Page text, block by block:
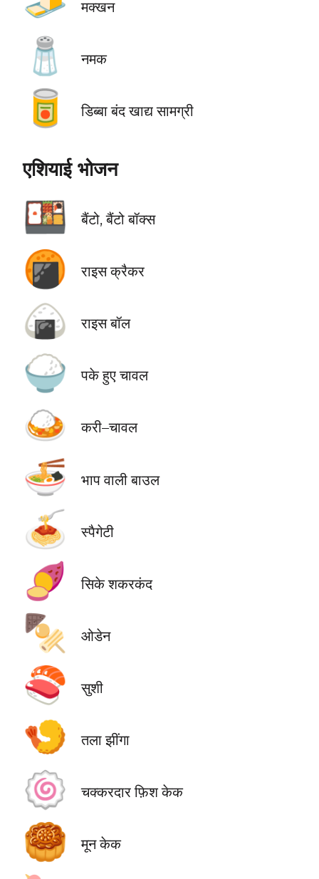
मक्खन
🧂 नमक
🥫 डिब्बा बंद खाद्य सामग्री
एशियाई भोजन
🍱 बैंटो, बैंटो बॉक्स
🍘 राइस क्रैकर
🍙 राइस बॉल
🍚 पके हुए चावल
🍛 करी–चावल
🍜 भाप वाली बाउल
🍝 स्पैगेटी
🍠 सिके शकरकंद
🍢 ओडेन
🍣 सुशी
🍤 तला झींगा
🍥 चक्करदार फ़िश केक
🥮 मून केक